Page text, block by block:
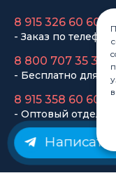
8 915 358 60 60
- Оптовый отдел
Написать